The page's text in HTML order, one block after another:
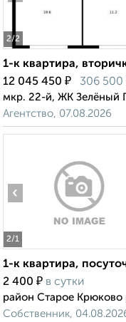
2/2
1-к квартира,
12 045 450 ₽ 306 500
мкр. 22-й, ЖК Зелёный
Агентство, 07.08.2026
2/1
‹
1-к квартира,
2 400 ₽ в сутки
район Старое
Собственник,